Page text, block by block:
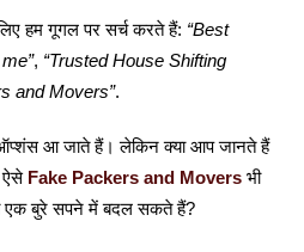
हम गूगल पर सर्च करते हैं: “Best
, “Trusted House Shifting
and Movers”.
ऑप्शंस आ जाते हैं। लेकिन क्या आप जानते हैं
ऐसे Fake Packers and Movers भी
एक बुरे सपने में बदल सकते हैं?